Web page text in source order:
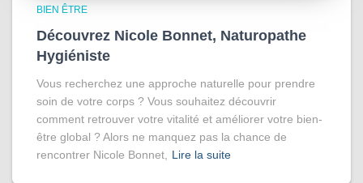
BIEN ÊTRE
Découvrez Nicole Bonnet, Naturopathe
Hygiéniste
Vous recherchez une approche naturelle pour prendre
soin de votre corps ? Vous souhaitez découvrir
comment retrouver votre vitalité et améliorer votre bien-
être global ? Alors ne manquez pas la chance de
rencontrer Nicole Bonnet, Lire la suite